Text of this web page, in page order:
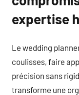
expertise
Le wedding
coulisses, faire
précision sans
transforme une